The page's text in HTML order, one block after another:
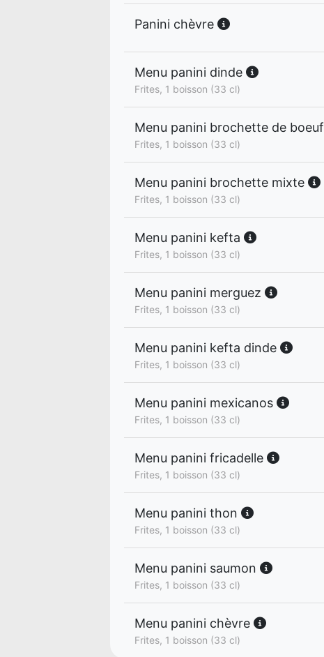
Panini chèvre
Menu panini dinde
Frites, 1 boisson (33 cl)
Menu panini brochette de boeuf
Frites, 1 boisson (33 cl)
Menu panini brochette mixte
Frites, 1 boisson (33 cl)
Menu panini kefta
Frites, 1 boisson (33 cl)
Menu panini merguez
Frites, 1 boisson (33 cl)
Menu panini kefta dinde
Frites, 1 boisson (33 cl)
Menu panini mexicanos
Frites, 1 boisson (33 cl)
Menu panini fricadelle
Frites, 1 boisson (33 cl)
Menu panini thon
Frites, 1 boisson (33 cl)
Menu panini saumon
Frites, 1 boisson (33 cl)
Menu panini chèvre
Frites, 1 boisson (33 cl)